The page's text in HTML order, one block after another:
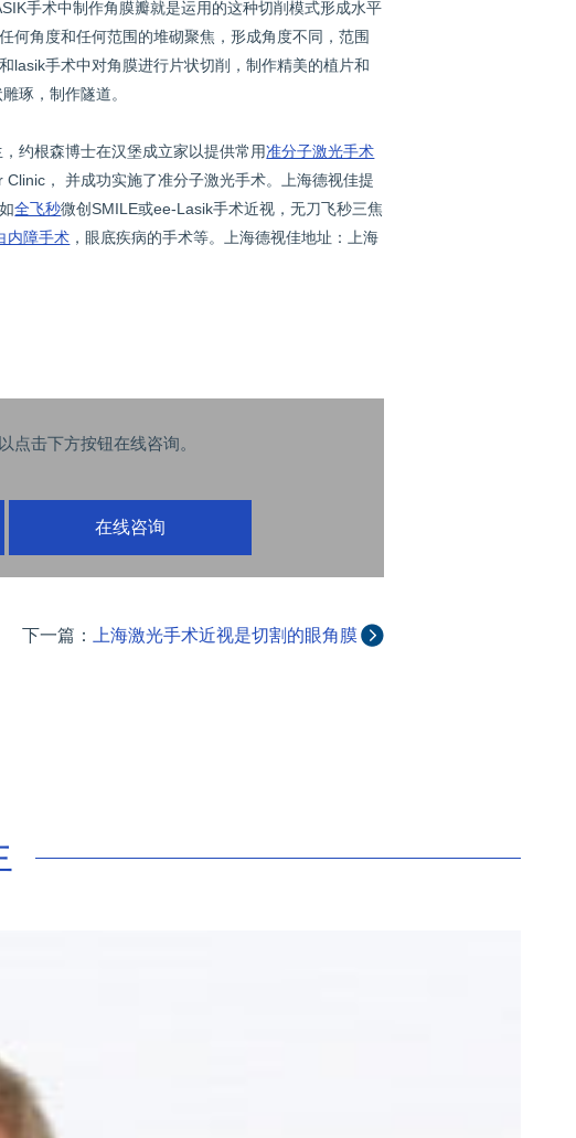
手术中制作角膜瓣就是运用的这种切削模式形成水平
何角度和任何范围的堆砌聚焦，形成角度不同，范围
lasik手术中对角膜进行片状切削，制作精美的植片和
琢，制作隧道。
约根森博士在汉堡成立家以提供常用准分子激光手术
， 并成功实施了准分子激光手术。上海德视佳提
全飞秒微创SMILE或ee-Lasik手术近视，无刀飞秒三焦
内障手术 ，眼底疾病的手术等。上海德视佳地址：上海
点击下方按钮在线咨询。
在线咨询
下一篇：
上海激光手术近视是切割的眼角膜